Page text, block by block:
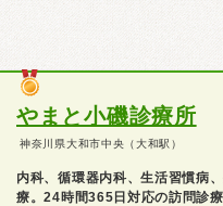
やまと小磯診療所
神奈川県大和市中央（大和駅）
内科、循環器内科、生活習慣病
療。24時間365日対応の訪問診療